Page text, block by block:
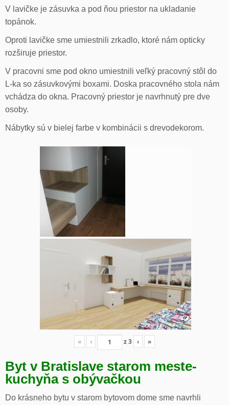
V lavičke je zásuvka a pod ňou priestor na ukladanie
topánok.
Oproti lavičke sme umiestnili zrkadlo, ktoré nám opticky
rozširuje priestor.
V pracovni sme pod okno umiestnili veľký pracovný stôl do
L-ka so zásuvkovými boxami. Doska pracovného stola nám
vchádza do okna. Pracovný priestor je navrhnutý pre dve
osoby.
Nábytky sú v bielej farbe v kombinácii s drevodekorom.
« ‹ z3 › »
Byt v Bratislave starom meste-
kuchyňa s obývačkou
Do krásneho bytu v starom bytovom dome sme navrhli